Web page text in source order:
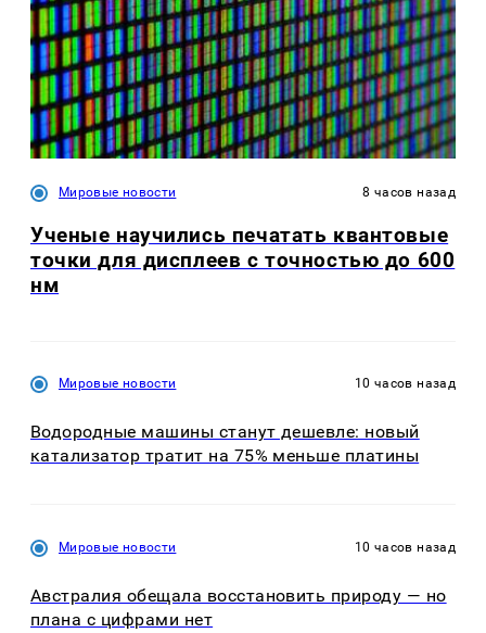
Мировые новости 8 часов назад
Ученые научились печатать квантовые
точки для дисплеев с точностью до 600
нм
Мировые новости 10 часов назад
Водородные машины станут дешевле: новый
катализатор тратит на 75% меньше платины
Мировые новости 10 часов назад
Австралия обещала восстановить природу — но
плана с цифрами нет